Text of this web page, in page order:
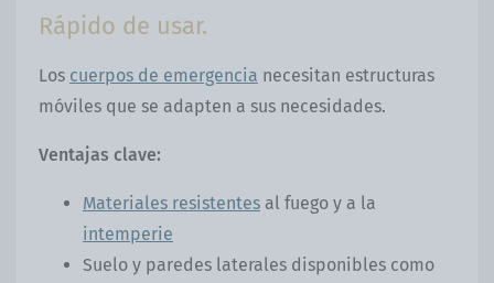
Rápido de usar.
Los cuerpos de emergencia necesitan estructuras
móviles que se adapten a sus necesidades.
Ventajas clave:
Materiales resistentes al fuego y a la
intemperie
Suelo y paredes laterales disponibles como